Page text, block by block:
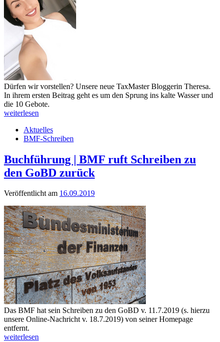
Dürfen wir vorstellen? Unsere neue TaxMaster Bloggerin Theresa.
In ihrem ersten Beitrag geht es um den Sprung ins kalte Wasser und
die 10 Gebote.
weiterlesen
Aktuelles
BMF-Schreiben
Buchführung | BMF ruft Schreiben zu
den GoBD zurück
Veröffentlicht am 16.09.2019
Das BMF hat sein Schreiben zu den GoBD v. 11.7.2019 (s. hierzu
unsere Online-Nachricht v. 18.7.2019) von seiner Homepage
entfernt.
weiterlesen